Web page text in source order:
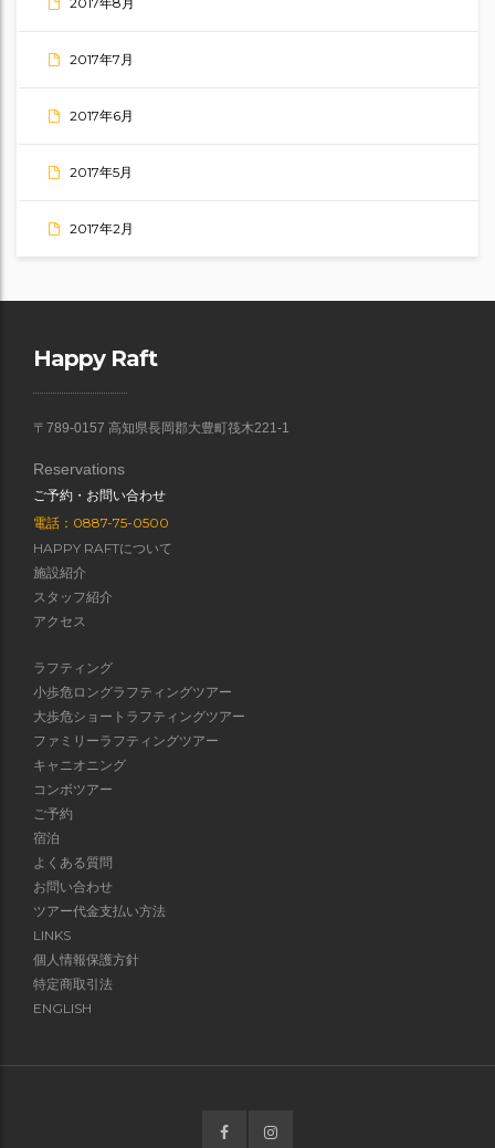
2017年7月
2017年6月
2017年5月
2017年2月
Happy Raft
〒789-0157 高知県長岡郡大豊町筏木221-1
Reservations
ご予約・お問い合わせ
電話：0887-75-0500
HAPPY RAFTについて
施設紹介
スタッフ紹介
アクセス
ラフティング
小歩危ロングラフティングツアー
大歩危ショートラフティングツアー
ファミリーラフティングツアー
キャニオニング
コンボツアー
ご予約
宿泊
よくある質問
お問い合わせ
ツアー代金支払い方法
LINKS
個人情報保護方針
特定商取引法
ENGLISH